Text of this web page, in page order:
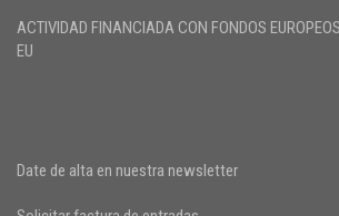
ACTIVIDAD FINANCIADA CON FONDOS
EU
Date de alta en nuestra newsletter